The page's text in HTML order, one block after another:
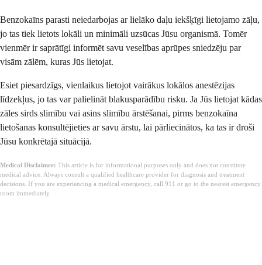
Benzokaīns parasti neiedarbojas ar lielāko daļu iekšķīgi lietojamo zāļu,
jo tas tiek lietots lokāli un minimāli uzsūcas Jūsu organismā. Tomēr
vienmēr ir saprātīgi informēt savu veselības aprūpes sniedzēju par
visām zālēm, kuras Jūs lietojat.
Esiet piesardzīgs, vienlaikus lietojot vairākus lokālos anestēzijas
līdzekļus, jo tas var palielināt blakusparādību risku. Ja Jūs lietojat kādas
zāles sirds slimību vai asins slimību ārstēšanai, pirms benzokaīna
lietošanas konsultējieties ar savu ārstu, lai pārliecinātos, ka tas ir droši
Jūsu konkrētajā situācijā.
Medical Disclaimer: This article is for informational purposes only and does not constitute
medical advice. Always consult a qualified healthcare provider for diagnosis and treatment
decisions. If you are experiencing a medical emergency, call 911 or go to the nearest emergency
room immediately.